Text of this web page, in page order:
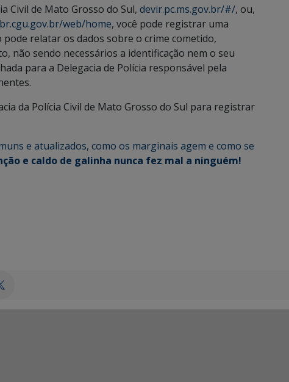
Civil de Mato Grosso do Sul, devir.pc.ms.gov.br/#/, ou,
web/home, você pode registrar uma
relatar os dados sobre o crime cometido,
não sendo necessários a identificação nem o seu
para a Delegacia de Polícia responsável pela
da Polícia Civil de Mato Grosso do Sul para registrar
e atualizados, como os marginais agem e como se
e caldo de galinha nunca fez mal a ninguém!